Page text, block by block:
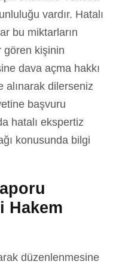
vardır. Hatalı
bu miktarların
gören kişinin
dava açma hakkı
alınarak dilerseniz
başvuru
hatalı ekspertiz
konusunda bilgi
Hakem
düzenlenmesine